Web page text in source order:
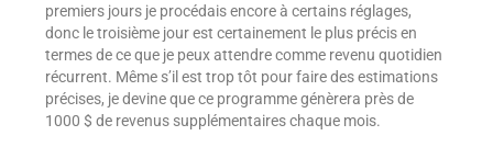
premiers jours je procédais encore à certains réglages,
donc le troisième jour est certainement le plus précis en
termes de ce que je peux attendre comme revenu quotidien
récurrent. Même s’il est trop tôt pour faire des estimations
précises, je devine que ce programme génèrera près de
1000 $ de revenus supplémentaires chaque mois.